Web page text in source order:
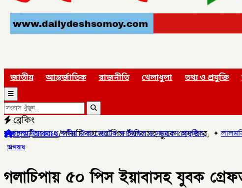
জাতীয় আন্তর্জাতিক রাজনীতি খেলাধুলা তথ্য ও প্রযুক্তি
ব্রেকিং
গণমিছিল ও সমাবেশ অনুষ্ঠিত,✦লালমনিরহাটের কালীগঞ্জে
হোম/অপরাধ/গলাচিপায় ৫০ পিস ইয়াবাসহ যুবক গ্রেফতার,
অপরাধ
গলাচিপায় ৫০ পিস ইয়াবাসহ যুবক